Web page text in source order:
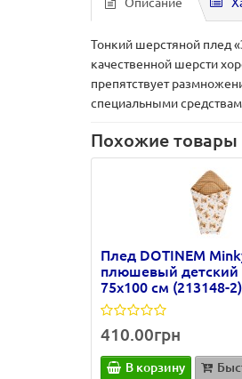
Тонкий шерстяной плед
качественной шерсти
препятствует
специальными
Похожие товары
Плед DOTINEM
плюшевый детский
75х100 см (213148-2)
410.00грн
В корзину